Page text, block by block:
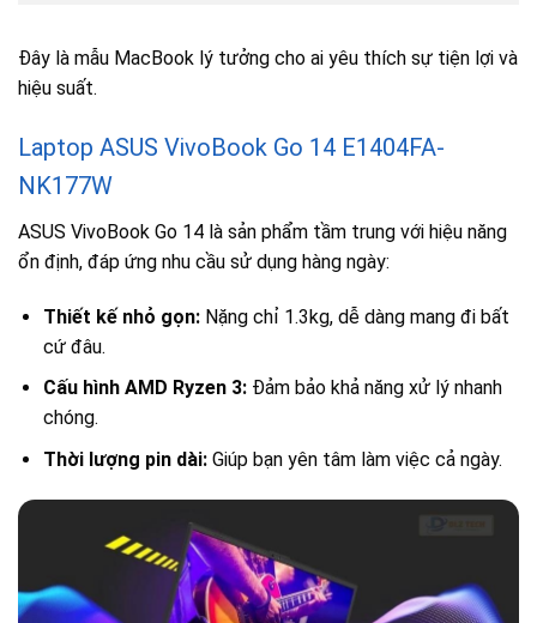
Đây là mẫu MacBook lý tưởng cho ai yêu thích sự tiện lợi và
hiệu suất.
Laptop ASUS VivoBook Go 14 E1404FA-
NK177W
ASUS VivoBook Go 14 là sản phẩm tầm trung với hiệu năng
ổn định, đáp ứng nhu cầu sử dụng hàng ngày:
Thiết kế nhỏ gọn:Nặng chỉ 1.3kg, dễ dàng mang đi bất
cứ đâu.
Cấu hình AMD Ryzen 3:Đảm bảo khả năng xử lý nhanh
chóng.
Thời lượng pin dài:Giúp bạn yên tâm làm việc cả ngày.